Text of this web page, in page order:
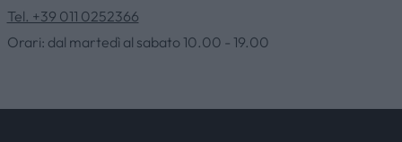
Tel. +39 011 0252366
Orari: dal martedì al sabato 10.00 - 19.00